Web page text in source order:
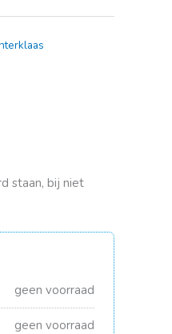
staan, bij niet
geen voorraad
geen voorraad